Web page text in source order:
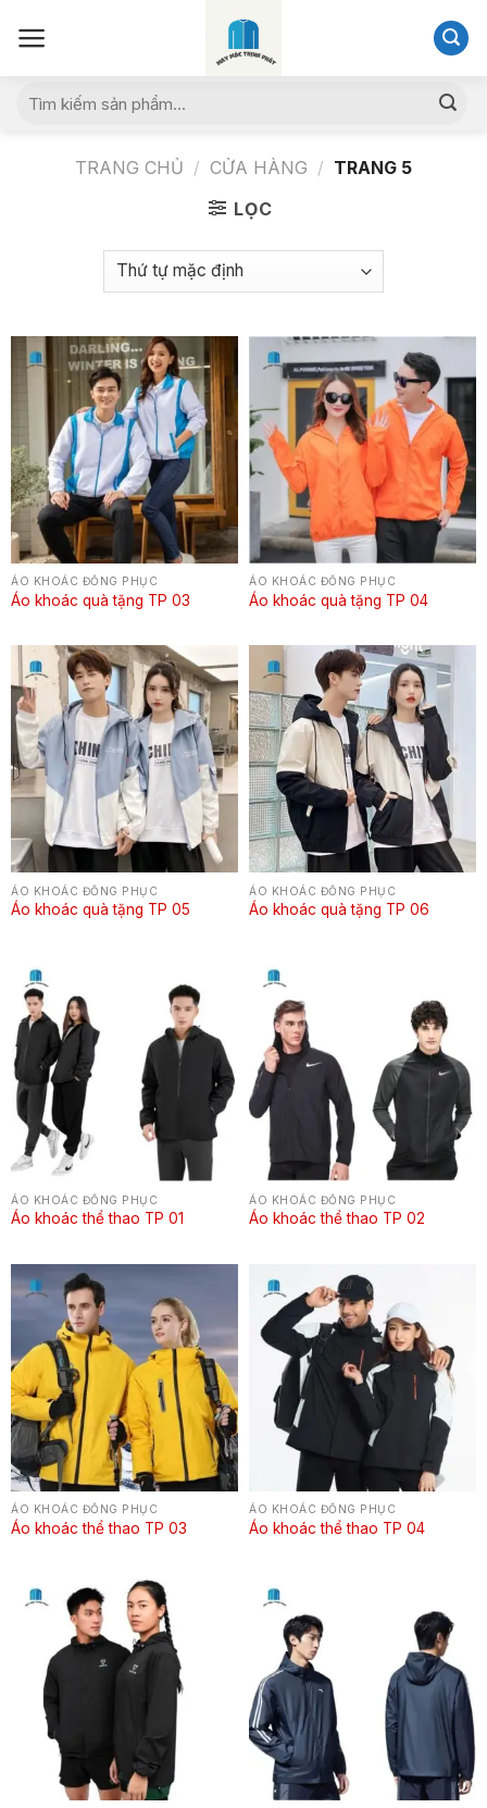
kiếm:
TRANG CHỦ / CỬA HÀNG / TRANG 5
LỌC
ÁO KHOÁC ĐỒNG PHỤC
Áo khoác quà tặng TP 03
ÁO KHOÁC ĐỒNG PHỤC
Áo khoác quà tặng TP 04
ÁO KHOÁC ĐỒNG PHỤC
Áo khoác quà tặng TP 05
ÁO KHOÁC ĐỒNG PHỤC
Áo khoác quà tặng TP 06
ÁO KHOÁC ĐỒNG PHỤC
Áo khoác thể thao TP 01
ÁO KHOÁC ĐỒNG PHỤC
Áo khoác thể thao TP 02
ÁO KHOÁC ĐỒNG PHỤC
Áo khoác thể thao TP 03
ÁO KHOÁC ĐỒNG PHỤC
Áo khoác thể thao TP 04